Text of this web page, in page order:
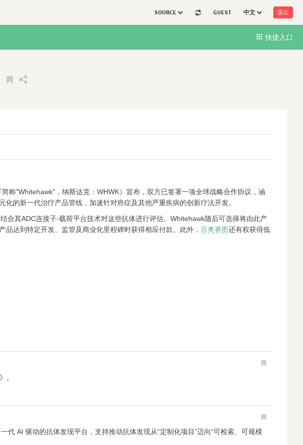
SOURCE GUEST 中文 退出
快捷入口
简称"Whitehawk"，纳斯达克：WHWK）宣布，双方已签署一项全球战略合作协议，涵
的新一代治疗产品管线，加速针对癌症及其他严重疾病的创新疗法开发。
其ADC连接子-载荷平台技术对这些抗体进行评估。Whitehawk随后可选择将由此产
品达到特定开发、监管及商业化里程碑时获得相应付款。此外， 百奥赛图还有权获得低
。
AI 驱动的抗体发现平台，支持推动抗体发现从“定制化项目”迈向“可检索、可规模